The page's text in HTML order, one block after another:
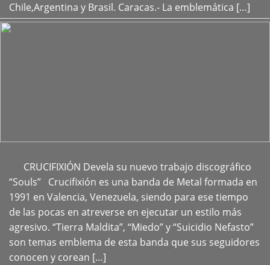
Chile,Argentina y Brasil. Caracas.- La emblemática […]
CRUCIFIXIÓN Devela su nuevo trabajo discográfico
“Souls” Crucifixión es una banda de Metal formada en
1991 en Valencia, Venezuela, siendo para ese tiempo
de las pocas en atreverse en ejecutar un estilo más
agresivo. “Tierra Maldita”, “Miedo” y “Suicidio Nefasto”
son temas emblema de esta banda que sus seguidores
conocen y corean […]
+